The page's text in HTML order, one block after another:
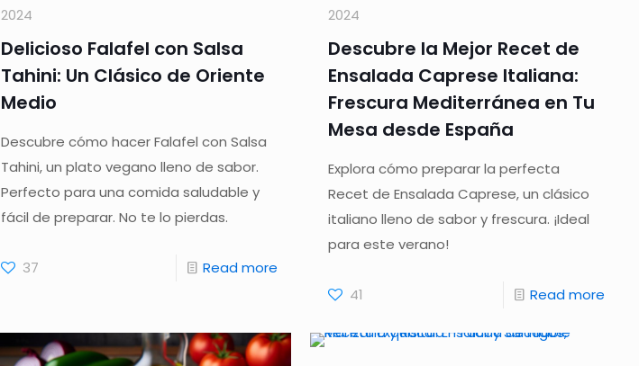
2024
Delicioso Falafel con Salsa
Tahini: Un Clásico de Oriente
Medio
Descubre cómo hacer Falafel con Salsa
Tahini, un plato vegano lleno de sabor.
Perfecto para una comida saludable y
fácil de preparar. No te lo pierdas.
37 Read more
2024
Descubre la Mejor Recet de
Ensalada Caprese Italiana:
Frescura Mediterránea en Tu
Mesa desde España
Explora cómo preparar la perfecta
Recet de Ensalada Caprese, un clásico
italiano lleno de sabor y frescura. ¡Ideal
para este verano!
41 Read more